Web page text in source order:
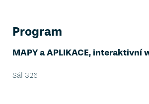
Program
MAPY a APLIKACE, interaktivní
Sál 326